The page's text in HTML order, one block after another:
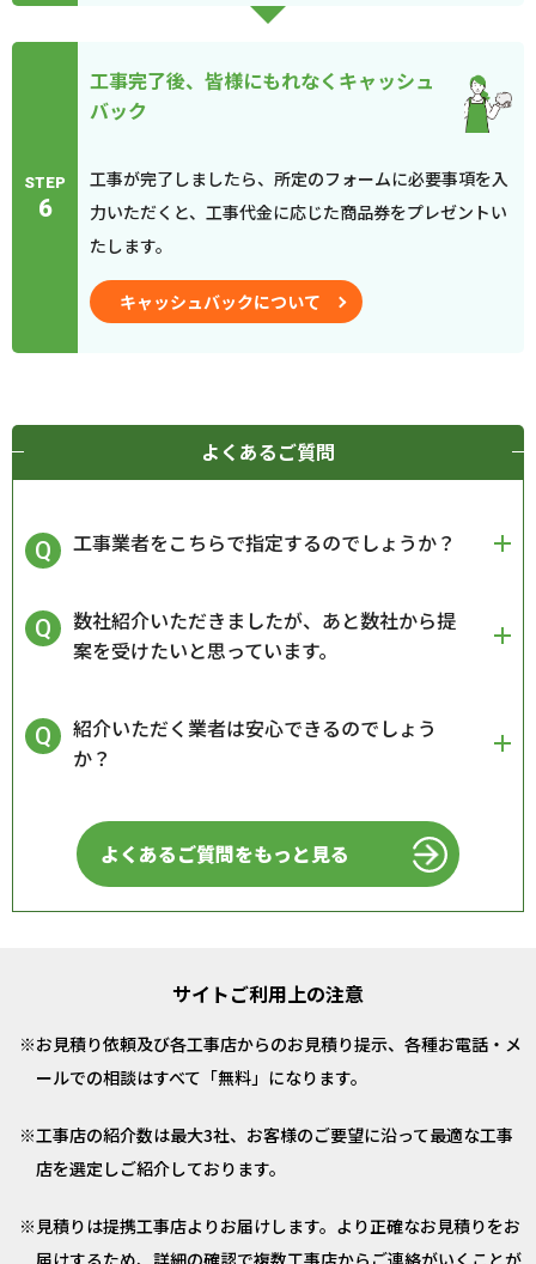
STEP
6
工事完了後、皆様にもれなくキャッシュ
バック
工事が完了しましたら、所定のフォームに必要事項を入
力いただくと、工事代金に応じた商品券をプレゼントい
たします。
キャッシュバックについて
よくあるご質問
工事業者をこちらで指定するのでしょうか？
数社紹介いただきましたが、あと数社から提
案を受けたいと思っています。
紹介いただく業者は安心できるのでしょう
か？
よくあるご質問をもっと見る
サイトご利用上の注意
お見積り依頼及び各工事店からのお見積り提示、各種お電話・メ
ールでの相談はすべて「無料」になります。
工事店の紹介数は最大3社、お客様のご要望に沿って最適な工事
店を選定しご紹介しております。
見積りは提携工事店よりお届けします。より正確なお見積りをお
届けするため、詳細の確認で複数工事店からご連絡がいくことが